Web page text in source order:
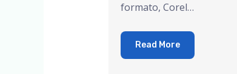
formato, Corel…
Read More